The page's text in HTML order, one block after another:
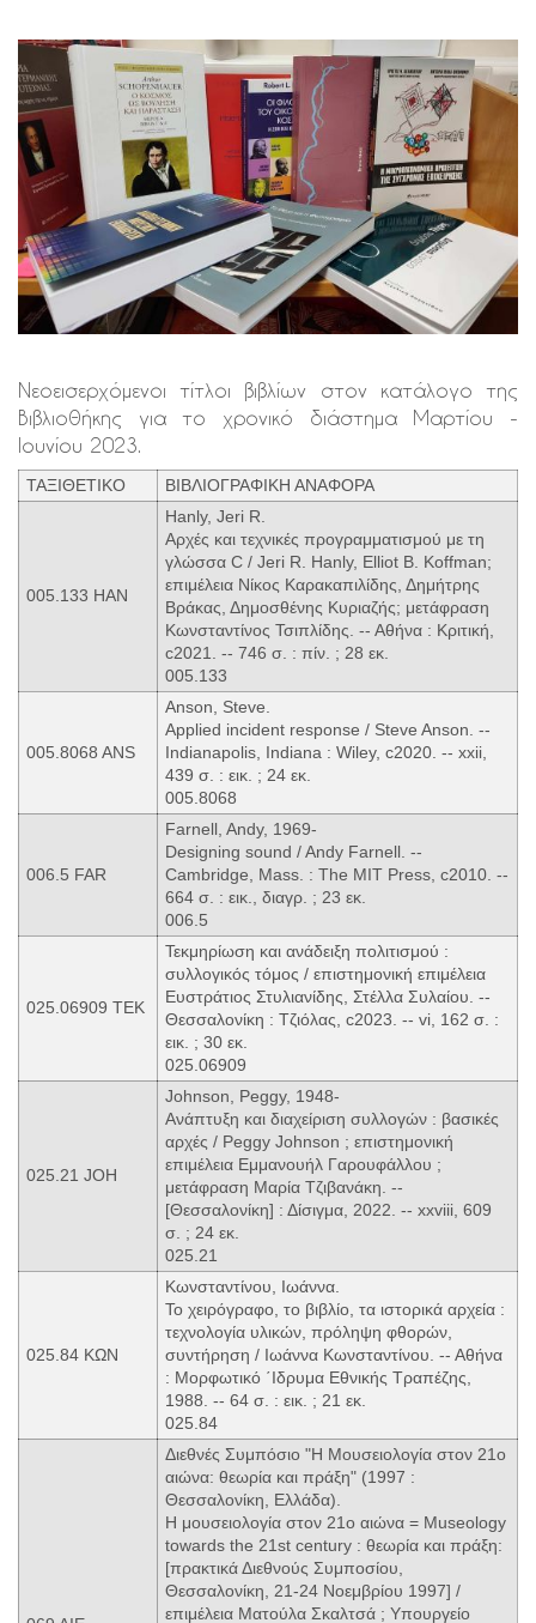
Νεοεισερχόμενοι τίτλοι βιβλίων στον κατάλογο της
Βιβλιοθήκης για το χρονικό διάστημα Μαρτίου -
Ιουνίου 2023.
ΤΑΞΙΘΕΤΙΚΟ ΒΙΒΛΙΟΓΡΑΦΙΚΗ ΑΝΑΦΟΡΑ
005.133 HAN
Hanly, Jeri R.
Αρχές και τεχνικές προγραμματισμού με τη
γλώσσα C / Jeri R. Hanly, Elliot B. Koffman;
επιμέλεια Νίκος Καρακαπιλίδης, Δημήτρης
Βράκας, Δημοσθένης Κυριαζής; μετάφραση
Κωνσταντίνος Τσιπλίδης. -- Αθήνα : Κριτική,
c2021. -- 746 σ. : πίν. ; 28 εκ.
005.133
005.8068 ANS
Anson, Steve.
Applied incident response / Steve Anson. --
Indianapolis, Indiana : Wiley, c2020. -- xxii,
439 σ. : εικ. ; 24 εκ.
005.8068
006.5 FAR
Farnell, Andy, 1969-
Designing sound / Andy Farnell. --
Cambridge, Mass. : The MIT Press, c2010. --
664 σ. : εικ., διαγρ. ; 23 εκ.
006.5
025.06909 ΤΕΚ
Τεκμηρίωση και ανάδειξη πολιτισμού :
συλλογικός τόμος / επιστημονική επιμέλεια
Ευστράτιος Στυλιανίδης, Στέλλα Συλαίου. --
Θεσσαλονίκη : Τζιόλας, c2023. -- vi, 162 σ. :
εικ. ; 30 εκ.
025.06909
025.21 JOH
Johnson, Peggy, 1948-
Ανάπτυξη και διαχείριση συλλογών : βασικές
αρχές / Peggy Johnson ; επιστημονική
επιμέλεια Εμμανουήλ Γαρουφάλλου ;
μετάφραση Μαρία Τζιβανάκη. --
[Θεσσαλονίκη] : Δίσιγμα, 2022. -- xxviii, 609
σ. ; 24 εκ.
025.21
025.84 ΚΩΝ
Κωνσταντίνου, Ιωάννα.
Το χειρόγραφο, το βιβλίο, τα ιστορικά αρχεία :
τεχνολογία υλικών, πρόληψη φθορών,
συντήρηση / Ιωάννα Κωνσταντίνου. -- Αθήνα
: Μορφωτικό ΄Ιδρυμα Εθνικής Τραπέζης,
1988. -- 64 σ. : εικ. ; 21 εκ.
025.84
Διεθνές Συμπόσιο "Η Μουσειολογία στον 21ο
αιώνα: θεωρία και πράξη" (1997 :
Θεσσαλονίκη, Ελλάδα).
Η μουσειολογία στον 21ο αιώνα = Museology
towards the 21st century : θεωρία και πράξη:
[πρακτικά Διεθνούς Συμποσίου,
Θεσσαλονίκη, 21-24 Νοεμβρίου 1997] /
επιμέλεια Ματούλα Σκαλτσά ; Υπουργείο